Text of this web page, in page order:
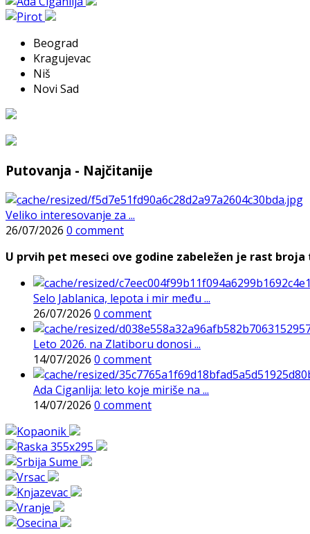
Beograd
Kragujevac
Niš
Novi Sad
Putovanja - Najčitanije
Veliko interesovanje za ...
26/07/2026 0 comment
U prvih pet meseci ove godine zabeležen je rast
Selo Jablanica, lepota i mir među ...
26/07/2026 0 comment
Leto 2026. na Zlatiboru donosi ...
14/07/2026 0 comment
Ada Ciganlija: leto koje miriše na ...
14/07/2026 0 comment